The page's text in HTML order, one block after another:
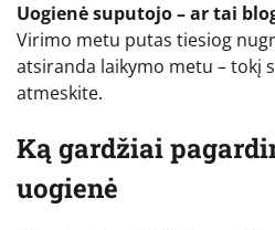
Uogienė suputojo – ar tai
Virimo metu putas tiesiog
atsiranda laikymo metu – tokį
atmeskite.
Ką gardžiai
uogienė